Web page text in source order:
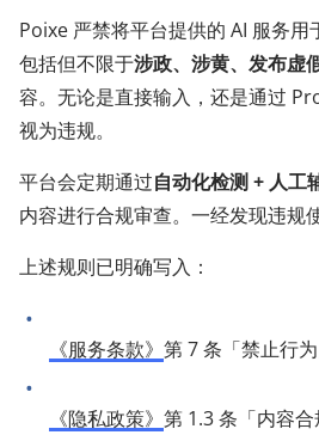
Poixe 严禁将平台提供的 AI 服务用
包括但不限于涉政、涉黄、发布虚
容。无论是直接输入，还是通过
视为违规。
平台会定期通过自动化检测 + 人工
内容进行合规审查。一经发现违规
上述规则已明确写入：
《服务条款》 第 7 条「禁止行为
《隐私政策》 第 1.3 条「内容合